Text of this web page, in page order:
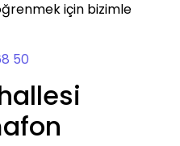
için bizimle
50